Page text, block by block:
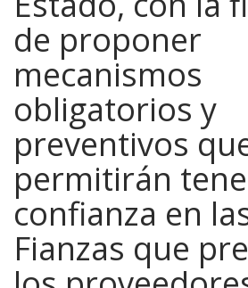
de proponer
mecanismos
obligatorios y
preventivos
permitirán
confianza en
Fianzas que